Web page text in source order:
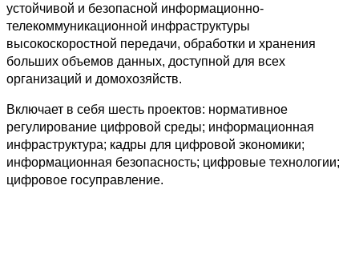
устойчивой и безопасной информационно-
телекоммуникационной инфраструктуры
высокоскоростной передачи, обработки и хранения
больших объемов данных, доступной для всех
организаций и домохозяйств.
Включает в себя шесть проектов: нормативное
регулирование цифровой среды; информационная
инфраструктура; кадры для цифровой экономики;
информационная безопасность; цифровые технологии;
цифровое госуправление.